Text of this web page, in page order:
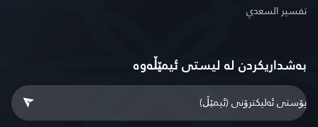
تفسير السعدي
بەشداریکردن لە لیستی ئیمێڵەوە